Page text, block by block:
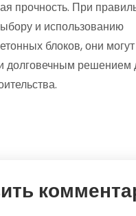
прочность. При
и использованию
блоков, они могут
долговечным решением